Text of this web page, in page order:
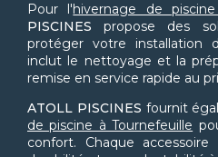
Pour l'hivernage de
PISCINES propose des
protéger votre installation
inclut le nettoyage et la
remise en service rapide au
ATOLL PISCINES fournit
de piscine à Tournefeuille
confort. Chaque